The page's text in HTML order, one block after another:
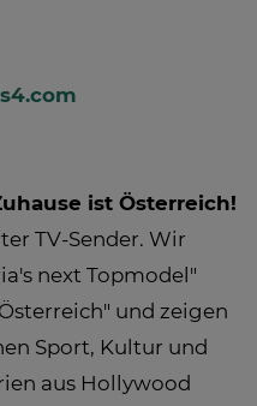
ist Österreich!
TV-Sender. Wir
next Topmodel"
und zeigen
Sport, Kultur und
aus Hollywood